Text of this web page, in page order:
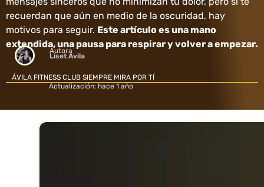
recuerdan que aún en medio de la oscuridad, hay
motivos para seguir. Este artículo es una mano
extendida, una pausa para respirar y volver a empezar.
Autora
Liset Ávila
Actualización: hace 1 año
ÁVILA FITNESS CLUB SIEMPRE MIRA POR TÍ